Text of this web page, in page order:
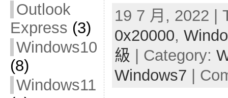
Outlook
Express (3)
Windows10
(8)
Windows11
19 7 月, 2022 |
0x20000,
級 | Category:
Windows7